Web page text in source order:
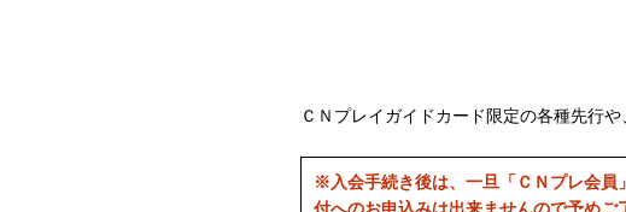
ＣＮプレイガイドカード限定の各種先行
※入会手続き後は、一旦「ＣＮプレ会員